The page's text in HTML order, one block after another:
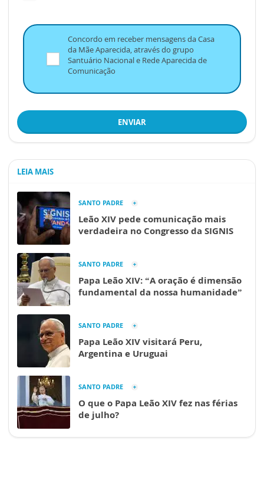
Concordo em receber mensagens da Casa
da Mãe Aparecida, através do grupo
Santuário Nacional e Rede Aparecida de
Comunicação
ENVIAR
LEIA MAIS
SANTO PADRE
Leão XIV pede comunicação mais
verdadeira no Congresso da SIGNIS
SANTO PADRE
Papa Leão XIV: “A oração é dimensão
fundamental da nossa humanidade”
SANTO PADRE
Papa Leão XIV visitará Peru,
Argentina e Uruguai
SANTO PADRE
O que o Papa Leão XIV fez nas férias
de julho?